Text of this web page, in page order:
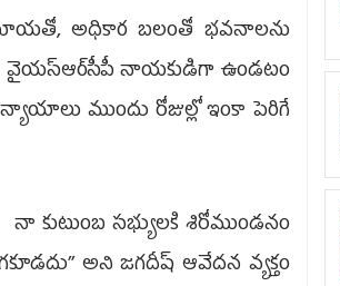
అధికార బలంతో భవనాలను
వైయ‌స్ఆర్‌సీపీ నాయకుడిగా ఉండటం
ముందు రోజుల్లో ఇంకా పెరిగే
కుటుంబ సభ్యులకి శిరోముండనం
అని జగదీష్‌ ఆవేదన వ్యక్తం